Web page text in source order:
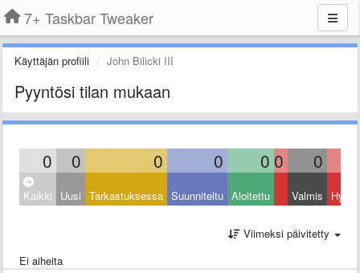
7+ Taskbar Tweaker
Käyttäjän profiili John Bilicki III
Pyyntösi tilan mukaan
0 0 0 0 0 0 0
Kaikki Uusi Tarkastuksessa Suunniteltu Aloitettu Valmis
Viimeksi päivitetty
Ei aiheita